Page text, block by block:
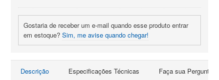
Gostaria de receber um e-mail quando esse produto entrar
em estoque?Sim, me avise quando chegar!
Descrição Especificações Técnicas Faça sua Pergunta